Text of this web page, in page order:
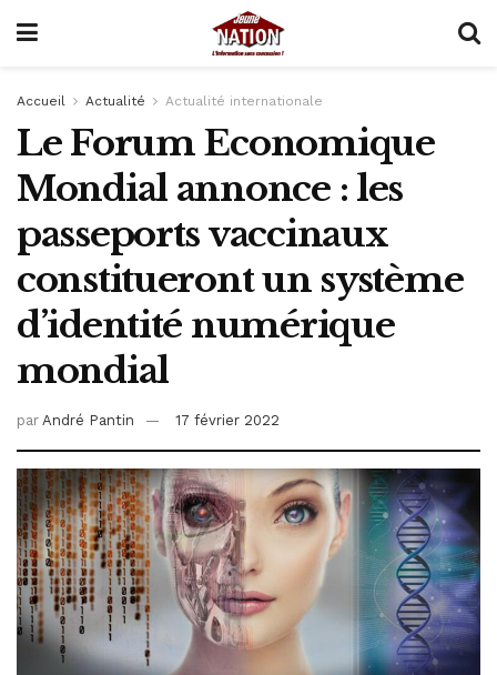
Accueil Actualité Actualité internationale
Le Forum Economique
Mondial annonce : les
passeports vaccinaux
constitueront un système
d’identité numérique
mondial
par André Pantin 17 février 2022